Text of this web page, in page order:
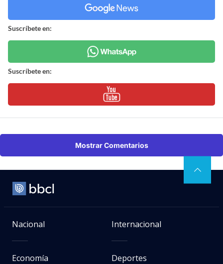
Suscríbete en:
Suscríbete en:
Mostrar Comentarios
Nacional Internacional
Economía Deportes